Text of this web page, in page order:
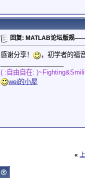
回复: MATLAB论坛版规
感谢分享！
，初学者的福
( :自由自在:
wei的小屋
«